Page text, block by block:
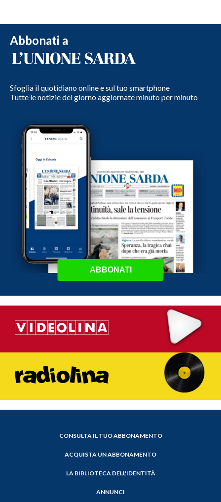
Abbonati a
Sfoglia il quotidiano online e sul tuo smartphone
Tutte le notizie del giorno aggiornate minuto per minuto
ABBONATI
CONSULTA IL TUO ABBONAMENTO
ACQUISTA UN ABBONAMENTO
LA BIBLIOTECA DELL'IDENTITÀ
ANNUNCI